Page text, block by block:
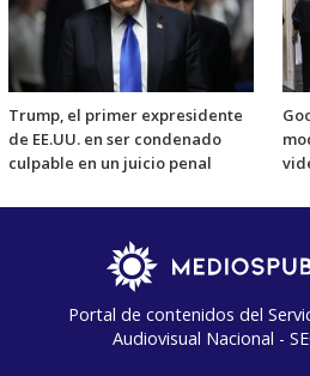
Trump, el primer expresidente
de EE.UU. en ser condenado
culpable en un juicio penal
Portal de contenidos del
Audiovisual Nacional -